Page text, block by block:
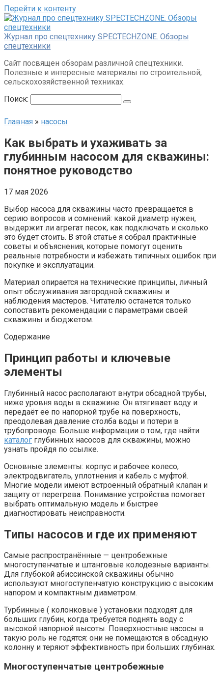
Перейти к контенту
Журнал про спецтехнику SPECTECHZONE. Обзоры
спецтехники
Сайт посвящен обзорам различной спецтехники.
Полезные и интересные материалы по строительной,
сельскохозяйственной техниках.
Поиск:
Главная » насосы
Как выбрать и ухаживать за
глубинным насосом для скважины:
понятное руководство
17 мая 2026
Выбор насоса для скважины часто превращается в
серию вопросов и сомнений: какой диаметр нужен,
выдержит ли агрегат песок, как подключать и сколько
это будет стоить. В этой статье я собрал практичные
советы и объяснения, которые помогут оценить
реальные потребности и избежать типичных ошибок при
покупке и эксплуатации.
Материал опирается на технические принципы, личный
опыт обслуживания загородной скважины и
наблюдения мастеров. Читателю останется только
сопоставить рекомендации с параметрами своей
скважины и бюджетом.
Содержание
Принцип работы и ключевые
элементы
Глубинный насос располагают внутри обсадной трубы,
ниже уровня воды в скважине. Он втягивает воду и
передаёт её по напорной трубе на поверхность,
преодолевая давление столба воды и потери в
трубопроводе. Больше информации о том, где найти
каталог глубинных насосов для скважины, можно
узнать пройдя по ссылке.
Основные элементы: корпус и рабочее колесо,
электродвигатель, уплотнения и кабель с муфтой.
Многие модели имеют встроенный обратный клапан и
защиту от перегрева. Понимание устройства помогает
выбрать оптимальную модель и быстрее
диагностировать неисправности.
Типы насосов и где их применяют
Самые распространённые — центробежные
многоступенчатые и штанговые колодезные варианты.
Для глубокой абиссинской скважины обычно
используют многоступенчатую конструкцию с высоким
напором и компактным диаметром.
Турбинные ( колонковые ) установки подходят для
больших глубин, когда требуется поднять воду с
высокой напорной высоты. Поверхностные насосы в
такую роль не годятся: они не помещаются в обсадную
колонну и теряют эффективность при больших глубинах.
Многоступенчатые центробежные